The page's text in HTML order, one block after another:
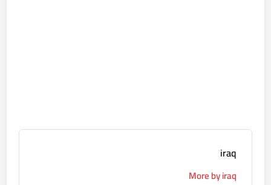
iraq
More by iraq